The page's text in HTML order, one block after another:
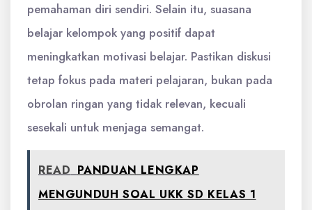
pemahaman diri sendiri. Selain itu, suasana
belajar kelompok yang positif dapat
meningkatkan motivasi belajar. Pastikan diskusi
tetap fokus pada materi pelajaran, bukan pada
obrolan ringan yang tidak relevan, kecuali
sesekali untuk menjaga semangat.
READ PANDUAN LENGKAP
MENGUNDUH SOAL UKK SD KELAS 1